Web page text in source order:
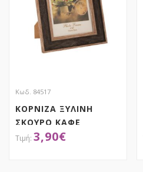
Κωδ. 84517
ΚΟΡΝΙΖΑ ΞΥΛΙΝΗ
ΣΚΟΥΡΟ ΚΑΦΕ
10Χ15ΕΚ
3,90€